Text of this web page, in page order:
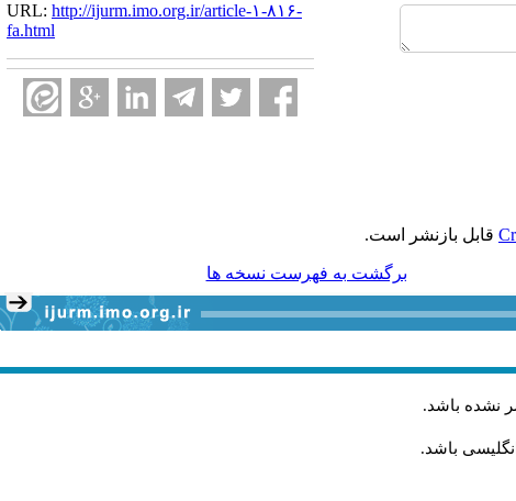
URL: http://ijurm.imo.org.ir/article-۱-۸۱۶-
fa.html
قابل بازنشر است.
برگشت به فهرست نسخه ها
نشده باشد.
باشد.